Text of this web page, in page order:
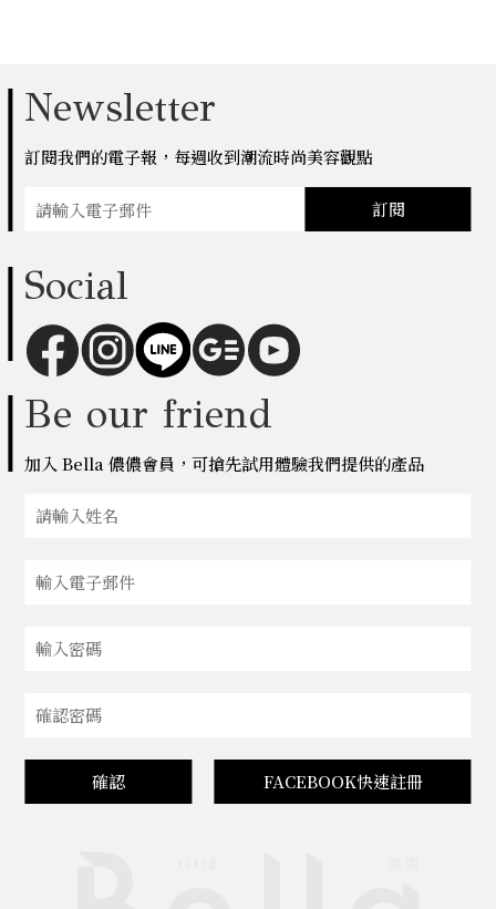
Newsletter
訂閱我們的電子報，每週收到潮流時尚美容觀點
訂閱
Social
Be our friend
加入 Bella 儂儂會員，可搶先試用體驗我們提供的產品
確認 FACEBOOK快速註冊